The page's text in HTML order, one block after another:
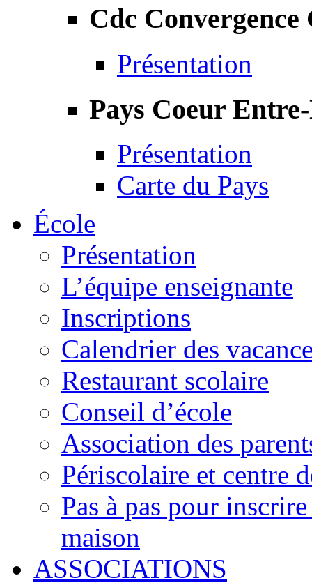
Cdc Convergence
Présentation
Pays Coeur
Présentation
Carte du Pays
École
Présentation
L’équipe enseignante
Inscriptions
Calendrier des
Restaurant scolaire
Conseil d’école
Association des
Périscolaire et centre
Pas à pas pour
maison
ASSOCIATIONS